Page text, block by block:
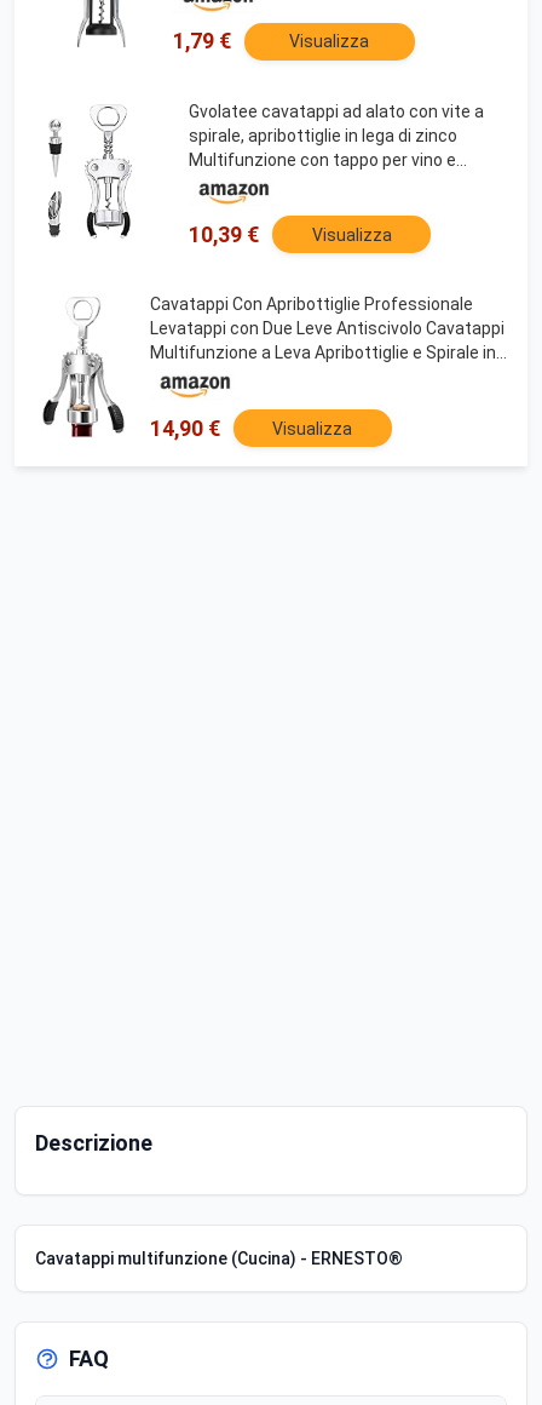
1,79 € Visualizza
Gvolatee cavatappi ad alato con vite a
spirale, apribottiglie in lega di zinco
Multifunzione con tappo per vino e
versatore, apribottiglia per tappi, stappa
bottiglie per bar e famiglie, argento
10,39 € Visualizza
Cavatappi Con Apribottiglie Professionale
Levatappi con Due Leve Antiscivolo Cavatappi
Multifunzione a Leva Apribottiglie e Spirale in
Super Robusto Acciaio Inox Metallo Cromato
Stappa Bottiglie
14,90 € Visualizza
Descrizione
Cavatappi multifunzione (Cucina) - ERNESTO®
FAQ